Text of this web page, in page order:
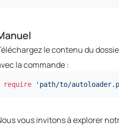
le contenu du
la commande :
require 'path/to/
vous invitons à explorer